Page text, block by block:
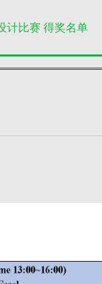
计比赛 得奖名单